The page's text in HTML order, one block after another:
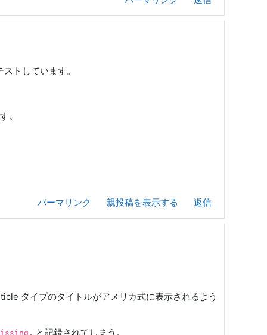
トしています。
。
パーマリンク
親投稿を表示する 返信
タイプのタイトルがアメリカ式に表示されるよう
と記録されてしまう。